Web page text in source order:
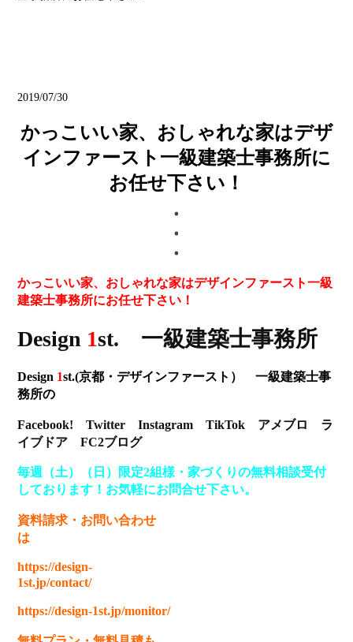
2019/07/30
かっこいい家、おしゃれな家はデザ
インファースト一級建築士事務所に
お任せ下さい！
かっこいい家、おしゃれな家はデザインファースト一級
建築士事務所にお任せ下さい！
Design 1st. 一級建築士事務所
Design 1st.(京都・デザインファースト） 一級建築士事
務所の
Facebook! Twitter Instagram TikTok アメブロ
ラ
イブドア
FC2ブログ
毎週（土）（日）限定2組様・家づくりの無料相談受付
しております！お気軽にお問合せ下さい。
資料請求 ・ お問い合わせ
は
https://design-
1st.jp/contact/
https://design-1st.jp/monitor/